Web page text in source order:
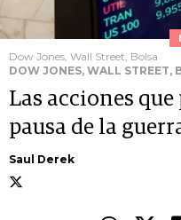
Dow Jones, Wall Street, Bolsa
DOW JONES, WALL STREET,
Las acciones
pausa de la
Saul Derek